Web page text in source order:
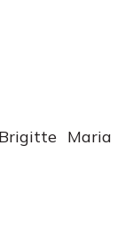
Maria